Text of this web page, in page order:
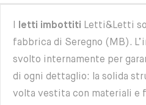
letti imbottiti Letti&Letti
fabbrica di Seregno (MB).
svolto internamente per
di ogni dettaglio: la solida
volta vestita con materiali e